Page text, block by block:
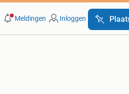
Meldingen Inloggen